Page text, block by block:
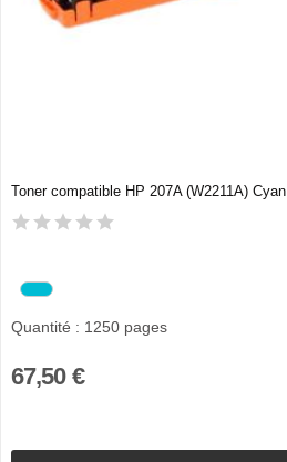
Toner compatible HP 207A (W2211A) Cyan
Quantité : 1250 pages
67,50 €